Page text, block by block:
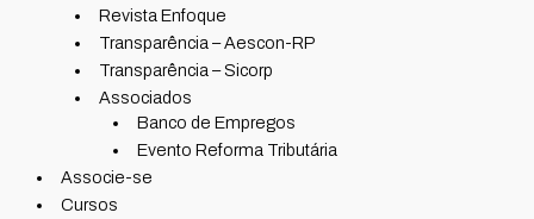
Revista Enfoque
Transparência – Aescon-RP
Transparência – Sicorp
Associados
Banco de Empregos
Evento Reforma Tributária
Associe-se
Cursos